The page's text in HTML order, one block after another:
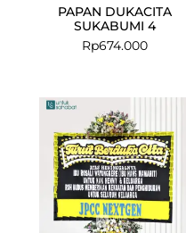
PAPAN DUKACITA
SUKABUMI 4
Rp674.000